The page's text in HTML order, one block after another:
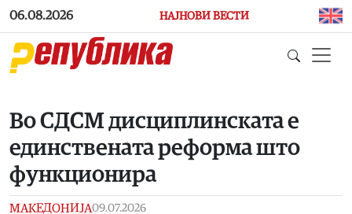
Skip to main content
06.08.2026 НАЈНОВИ ВЕСТИ
Во СДСМ дисциплинската е
единствената реформа што
функционира
МАКЕДОНИЈА09.07.2026